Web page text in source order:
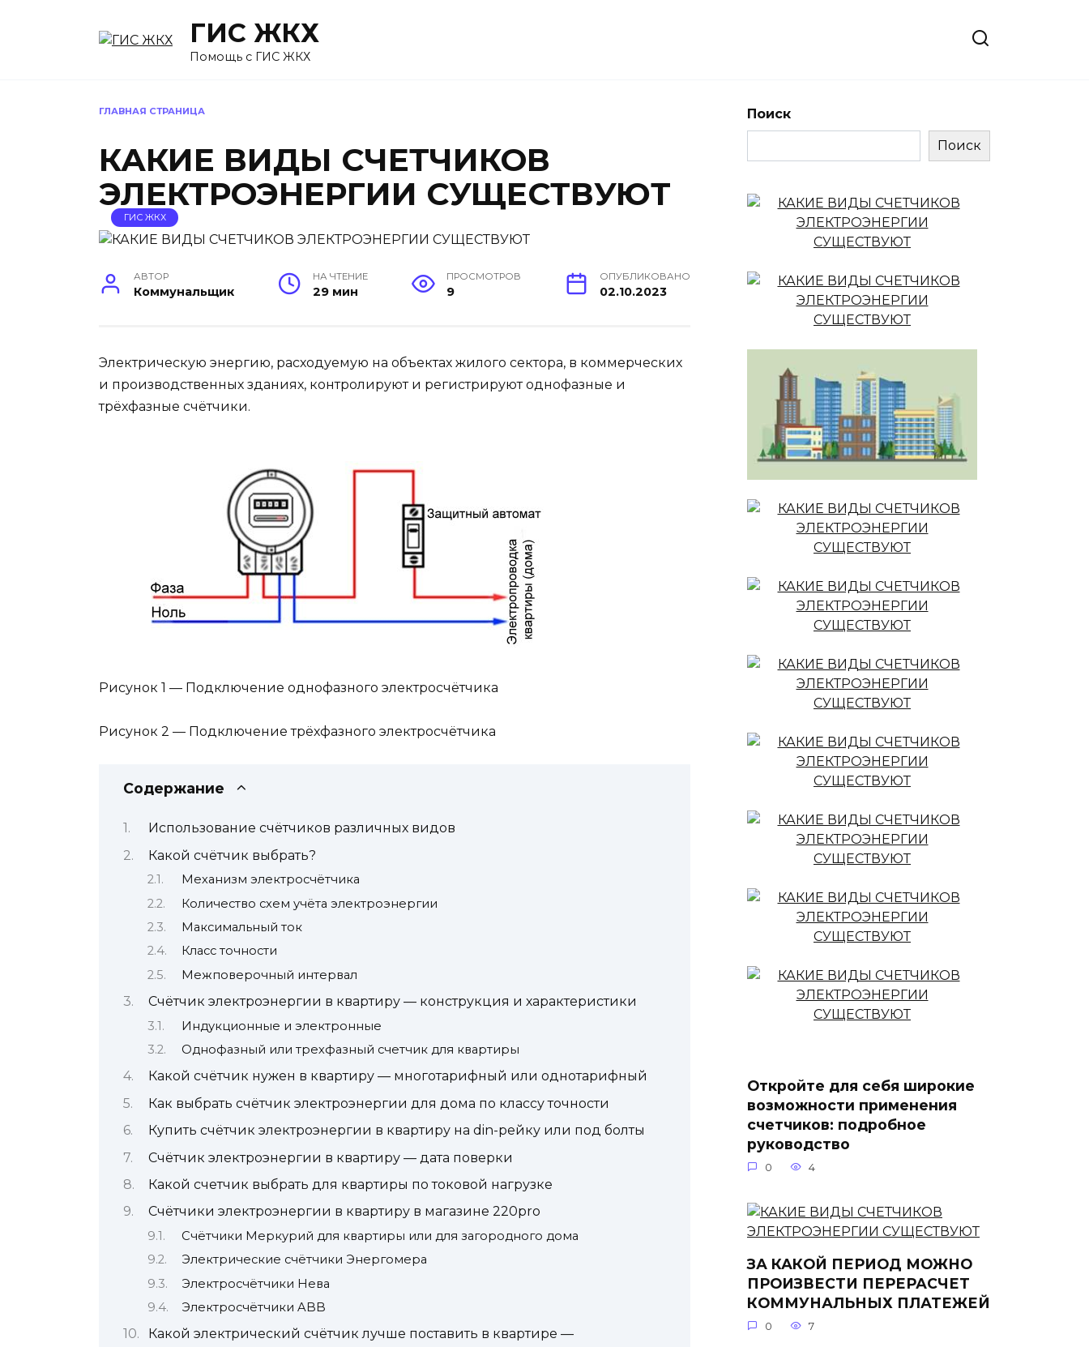
ГИС ЖКХ
Помощь с ГИС ЖКХ
ГЛАВНАЯ СТРАНИЦА
КАКИЕ ВИДЫ СЧЕТЧИКОВ
ЭЛЕКТРОЭНЕРГИИ СУЩЕСТВУЮТ
ГИС ЖКХ
АВТОР
Коммунальщик
НА ЧТЕНИЕ
29 мин
ПРОСМОТРОВ
9
ОПУБЛИКОВАНО
02.10.2023
Электрическую энергию, расходуемую на объектах жилого сектора, в коммерческих
и производственных зданиях, контролируют и регистрируют однофазные и
трёхфазные счётчики.
Рисунок 1 — Подключение однофазного электросчётчика
Рисунок 2 — Подключение трёхфазного электросчётчика
Содержание
Использование счётчиков различных видов
Какой счётчик выбрать?
Механизм электросчётчика
Количество схем учёта электроэнергии
Максимальный ток
Класс точности
Межповерочный интервал
Счётчик электроэнергии в квартиру — конструкция и характеристики
Индукционные и электронные
Однофазный или трехфазный счетчик для квартиры
Какой счётчик нужен в квартиру — многотарифный или однотарифный
Как выбрать счётчик электроэнергии для дома по классу точности
Купить счётчик электроэнергии в квартиру на din-рейку или под болты
Счётчик электроэнергии в квартиру — дата поверки
Какой счетчик выбрать для квартиры по токовой нагрузке
Счётчики электроэнергии в квартиру в магазине 220pro
Счётчики Меркурий для квартиры или для загородного дома
Электрические счётчики Энергомера
Электросчётчики Нева
Электросчётчики ABB
Какой электрический счётчик лучше поставить в квартире —
Поиск
Поиск
Откройте для себя широкие
возможности применения
счетчиков: подробное
руководство
0 4
ЗА КАКОЙ ПЕРИОД МОЖНО
ПРОИЗВЕСТИ ПЕРЕРАСЧЕТ
КОММУНАЛЬНЫХ ПЛАТЕЖЕЙ
0 7